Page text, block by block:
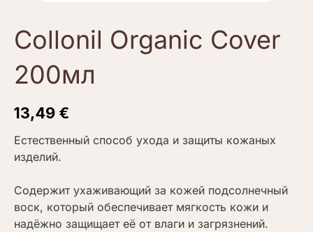
Collonil Organic Cover
200мл
13,49 €
Естественный способ ухода и защиты кожаных
изделий.
Содержит ухаживающий за кожей подсолнечный
воск, который обеспечивает мягкость кожи и
надёжно защищает её от влаги и загрязнений.